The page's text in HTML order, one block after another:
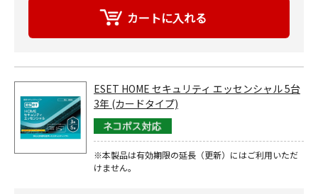
ESET HOME セキュリティ エッセンシャル 5台
3年 (カードタイプ)
※本製品は有効期限の延長（更新）にはご利用いただ
けません。